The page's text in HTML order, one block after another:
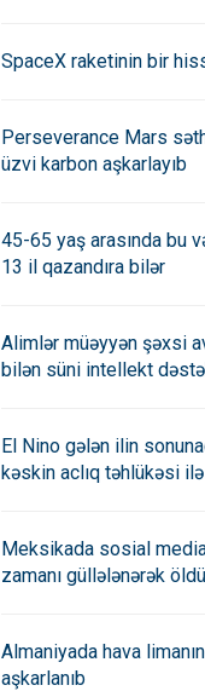
SpaceX raketinin bir
Perseverance Mars
üzvi karbon aşkarlayıb
45-65 yaş arasında bu
13 il qazandıra bilər
Alimlər müəyyən şəxsi
bilən süni intellekt
El Nino gələn ilin
kəskin aclıq təhlükəsi
Meksikada sosial
zamanı güllələnərək
Almaniyada hava
aşkarlanıb